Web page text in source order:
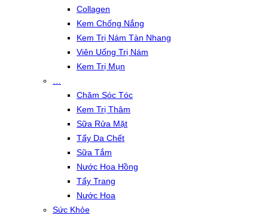
Collagen
Kem Chống Nắng
Kem Trị Nám Tàn Nhang
Viên Uống Trị Nám
Kem Trị Mụn
Chăm Sóc Tóc
Kem Trị Thâm
Sữa Rửa Mặt
Tẩy Da Chết
Sữa Tắm
Nước Hoa Hồng
Tẩy Trang
Nước Hoa
Sức Khỏe